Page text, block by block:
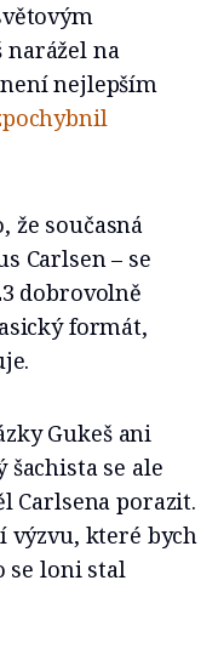
narážel na
nejlepším
že současná
Carlsen – se
dobrovolně
formát,
Gukeš ani
se ale
Carlsena porazit.
výzvu, které bych
se loni stal